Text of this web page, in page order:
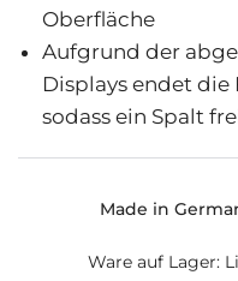
Oberfläche
Aufgrund der
Displays endet die
sodass ein Spalt
Made in
Ware auf Lager: